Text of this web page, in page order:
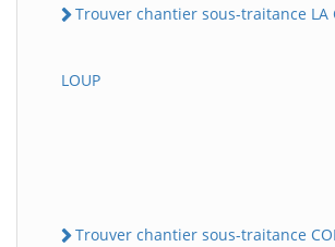
Trouver chantier sous-traitance LA
LOUP
Trouver chantier sous-traitance